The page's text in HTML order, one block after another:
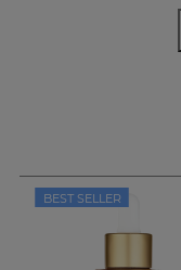
BEST SELLER